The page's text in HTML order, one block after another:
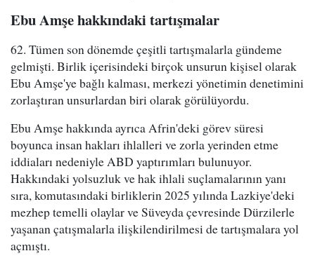
Ebu Amşe hakkındaki tartışmalar
62. Tümen son dönemde çeşitli tartışmalarla gündeme
gelmişti. Birlik içerisindeki birçok unsurun kişisel olarak
Ebu Amşe'ye bağlı kalması, merkezi yönetimin denetimini
zorlaştıran unsurlardan biri olarak görülüyordu.
Ebu Amşe hakkında ayrıca Afrin'deki görev süresi
boyunca insan hakları ihlalleri ve zorla yerinden etme
iddiaları nedeniyle ABD yaptırımları bulunuyor.
Hakkındaki yolsuzluk ve hak ihlali suçlamalarının yanı
sıra, komutasındaki birliklerin 2025 yılında Lazkiye'deki
mezhep temelli olaylar ve Süveyda çevresinde Dürzilerle
yaşanan çatışmalarla ilişkilendirilmesi de tartışmalara yol
açmıştı.